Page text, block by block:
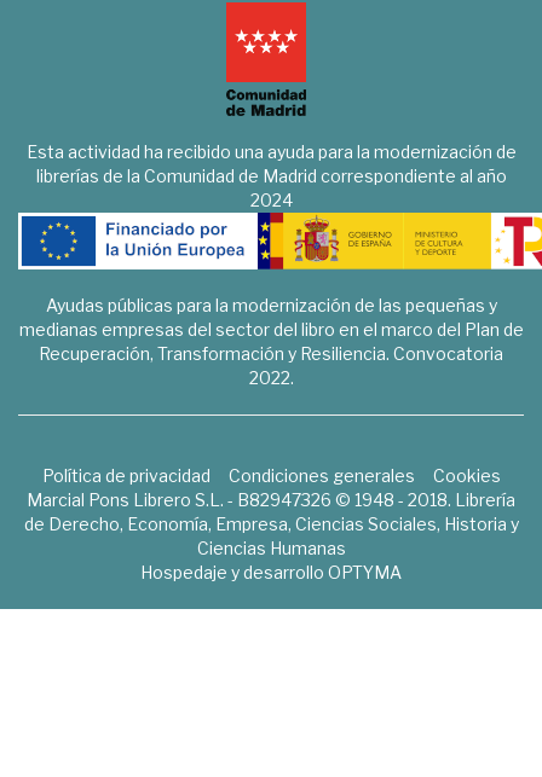
Esta actividad ha recibido una ayuda para la modernización de
librerías de la Comunidad de Madrid correspondiente al año
2024
Ayudas públicas para la modernización de las pequeñas y
medianas empresas del sector del libro en el marco del Plan de
Recuperación, Transformación y Resiliencia. Convocatoria
2022.
Política de privacidad Condiciones generales
Cookies
Marcial Pons Librero S.L. - B82947326 © 1948 - 2018. Librería
de Derecho, Economía, Empresa, Ciencias Sociales, Historia y
Ciencias Humanas
Hospedaje y desarrollo OPTYMA